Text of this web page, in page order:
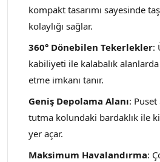
kompakt tasarımı sayesinde
kolaylığı sağlar.
360° Dönebilen Tekerlekler:
kabiliyeti ile kalabalık
etme imkanı tanır.
Geniş Depolama Alanı:
tutma kolundaki bardaklık ile
yer açar.
Maksimum Havalandırma: